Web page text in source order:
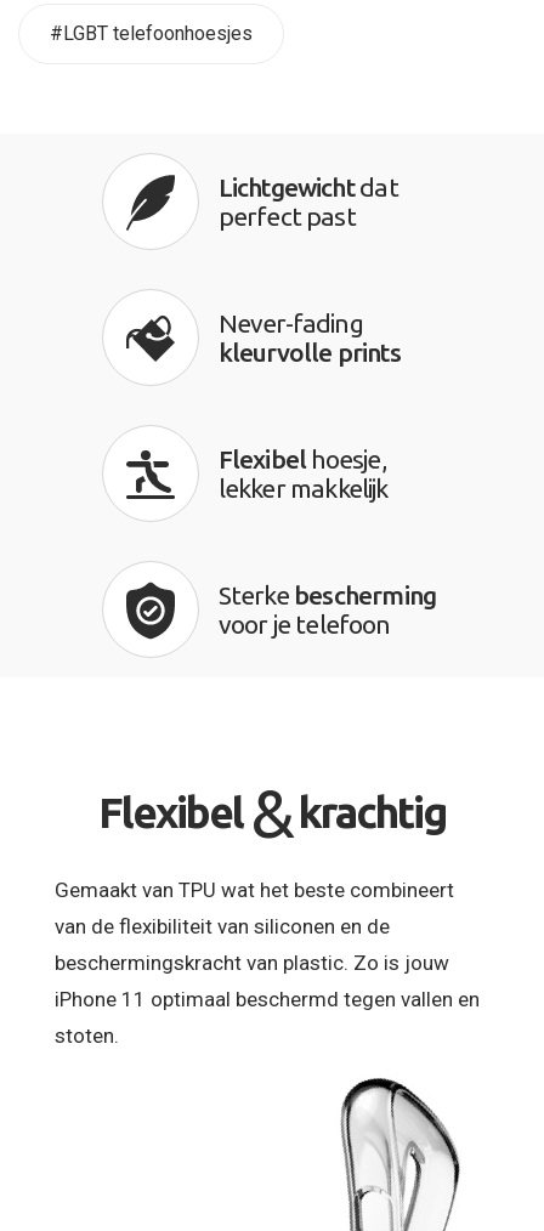
#LGBT telefoonhoesjes
Lichtgewichtdat
perfect past
Never-fading
kleurvolle prints
Flexibel hoesje,
lekker makkelijk
Sterke bescherming
voor je telefoon
Flexibel & krachtig
Gemaakt van TPU wat het beste combineert
van de flexibiliteit van siliconen en de
beschermingskracht van plastic. Zo is jouw
iPhone 11 optimaal beschermd tegen vallen en
stoten.